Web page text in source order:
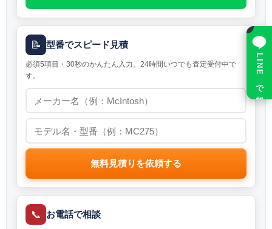
📝 型番でスピード見積
必須5項目・30秒のかんたん入力。24時間いつでも査定受付中で
す。
無料見積りを依頼する
📞 お電話で相談
LINE で相談
×